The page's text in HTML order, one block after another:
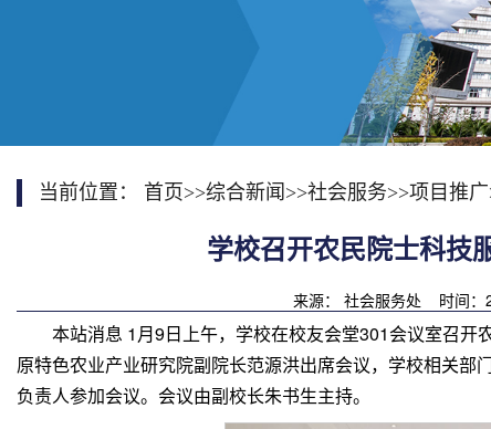
当前位置： 首页>>综合新闻 >>社会服务>>项目推广
学校召开农民院士科技
来源： 社会服务处 时间：
本站消息 1月9日上午，学校在校友会堂301会议室召
原特色农业产业研究院副院长范源洪出席会议，学校相关部
负责人参加会议。会议由副校长朱书生主持。